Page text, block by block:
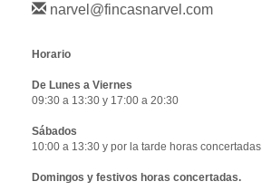
narvel@fincasnarvel.com
Horario
De Lunes a Viernes
09:30 a 13:30 y 17:00 a 20:30
Sábados
10:00 a 13:30 y por la tarde horas concertadas.
Domingos y festivos horas concertadas.